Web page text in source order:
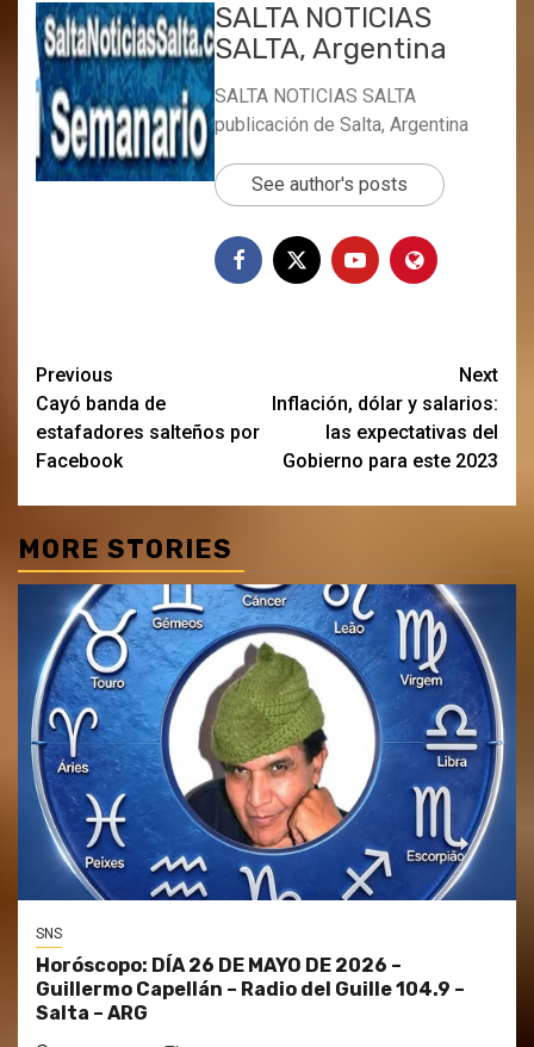
SALTA NOTICIAS
SALTA, Argentina
SALTA NOTICIAS SALTA
publicación de Salta, Argentina
See author's posts
Post
navigation
Previous
Cayó banda de
estafadores salteños por
Facebook
Next
Inflación, dólar y salarios:
las expectativas del
Gobierno para este 2023
MORE STORIES
SNS
Horóscopo: DÍA 26 DE MAYO DE 2026 –
Guillermo Capellán – Radio del Guille 104.9 –
Salta – ARG